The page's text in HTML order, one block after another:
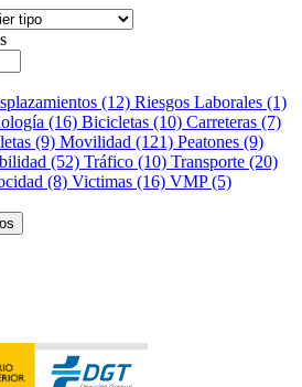
(12) Riesgos Laborales (1)
(16) Bicicletas (10) Carreteras (7)
(9) Movilidad (121) Peatones (9)
(52) Tráfico (10) Transporte (20)
(8) Victimas (16) VMP (5)